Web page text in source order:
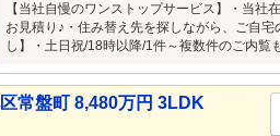
【当社自慢のワンストップサービス】・当
お見積り♪・住み替え先を探しながら、ご自
し】・土日祝/18時以降/1件～複数件のご内
常盤町 8,480万円 3LDK